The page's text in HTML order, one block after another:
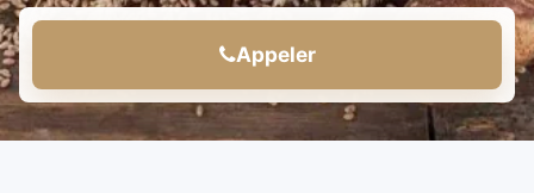
Appeler